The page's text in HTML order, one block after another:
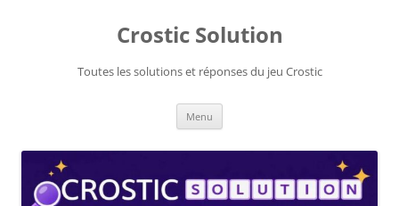
Crostic Solution
Toutes les solutions et réponses du jeu Crostic
Menu